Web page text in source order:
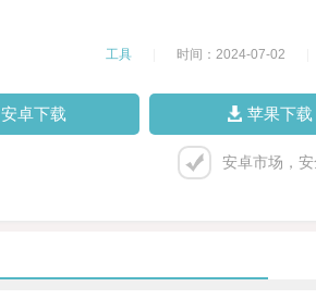
工具 时间：2024-07-02
安卓下载 苹果下载
安卓市场，安